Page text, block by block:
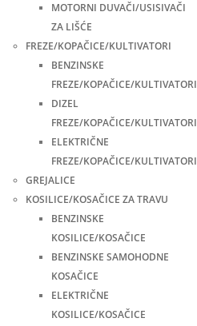
MOTORNI DUVAČI/USISIVAČI
ZA LIŠĆE
FREZE/KOPAČICE/KULTIVATORI
BENZINSKE
FREZE/KOPAČICE/KULTIVATORI
DIZEL
FREZE/KOPAČICE/KULTIVATORI
ELEKTRIČNE
FREZE/KOPAČICE/KULTIVATORI
GREJALICE
KOSILICE/KOSAČICE ZA TRAVU
BENZINSKE
KOSILICE/KOSAČICE
BENZINSKE SAMOHODNE
KOSAČICE
ELEKTRIČNE
KOSILICE/KOSAČICE